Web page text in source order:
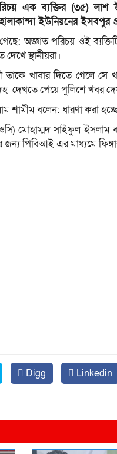
এক ব্যক্তির (৩৫) লাশ
ইউনিয়নের ইসবপুর
অজ্ঞাত পরিচয় ওই
স্থানীয়রা।
খাবার দিতে গেলে সে
দেখতে পেয়ে পুলিশে খবর
শামীম বলেন: ধারণা করা
মোহাম্মদ সাইফুল ইসলাম
পিবিআই এর মাধ্যমে
Digg Linkedin